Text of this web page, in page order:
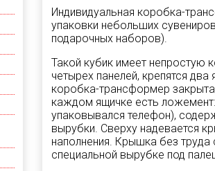
Индивидуальная коробка-
упаковки небольших
подарочных наборов).
Такой кубик имеет непростую
четырех панелей, крепятся
коробка-трансформер
каждом ящичке есть
упаковывался телефон),
вырубки. Сверху надевается
наполнения. Крышка без труда
специальной вырубке под